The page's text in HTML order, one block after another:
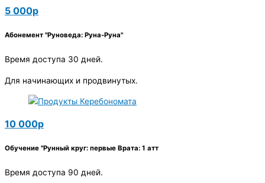
5 000р
Абонемент "Руноведа: Руна-Руна"
Время доступа 30 дней.
Для начинающих и продвинутых.
10 000р
Обучение "Рунный круг: первые Врата: 1 атт
Время доступа 90 дней.